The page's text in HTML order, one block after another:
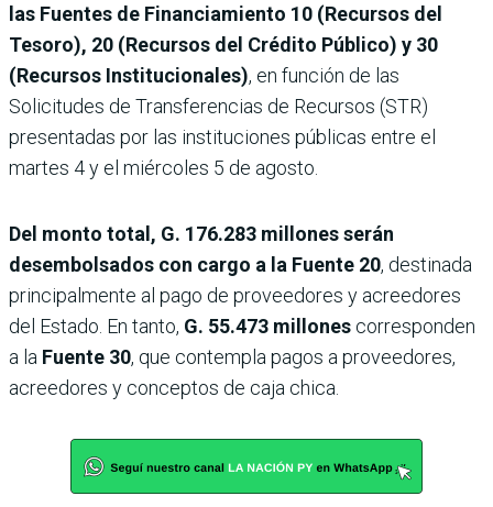
las Fuentes de Financiamiento 10 (Recursos del
Tesoro), 20 (Recursos del Crédito Público) y 30
(Recursos Institucionales), en función de las
Solicitudes de Transferencias de Recursos (STR)
presentadas por las instituciones públicas entre el
martes 4 y el miércoles 5 de agosto.
Del monto total, G. 176.283 millones serán
desembolsados con cargo a la Fuente 20, destinada
principalmente al pago de proveedores y acreedores
del Estado. En tanto, G. 55.473 millones corresponden
a la Fuente 30, que contempla pagos a proveedores,
acreedores y conceptos de caja chica.